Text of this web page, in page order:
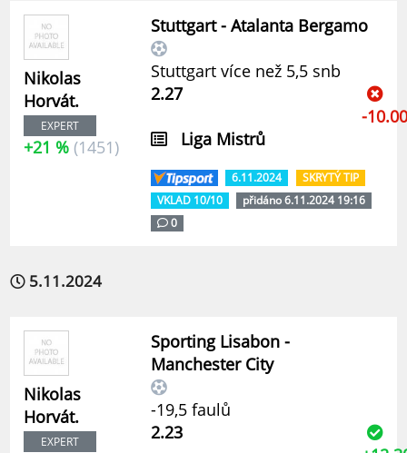
Nikolas
Horvát.
EXPERT
+21 % (1451)
Stuttgart - Atalanta Bergamo
Stuttgart více než 5,5 snb
2.27
Liga Mistrů
-10.00
6.11.2024
SKRYTÝ TIP
VKLAD 10/10
přidáno 6.11.2024 19:16
0
5.11.2024
Nikolas
Horvát.
EXPERT
Sporting Lisabon -
Manchester City
-19,5 faulů
2.23